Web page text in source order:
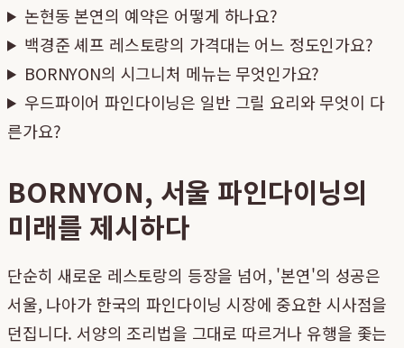
논현동 본연의 예약은 어떻게 하나요?
백경준 셰프 레스토랑의 가격대는 어느 정도인가요?
BORNYON의 시그니처 메뉴는 무엇인가요?
우드파이어 파인다이닝은 일반 그릴 요리와 무엇이 다
른가요?
BORNYON, 서울 파인다이닝의
미래를 제시하다
단순히 새로운 레스토랑의 등장을 넘어, '본연'의 성공은
서울, 나아가 한국의 파인다이닝 시장에 중요한 시사점을
던집니다. 서양의 조리법을 그대로 따르거나 유행을 좇는